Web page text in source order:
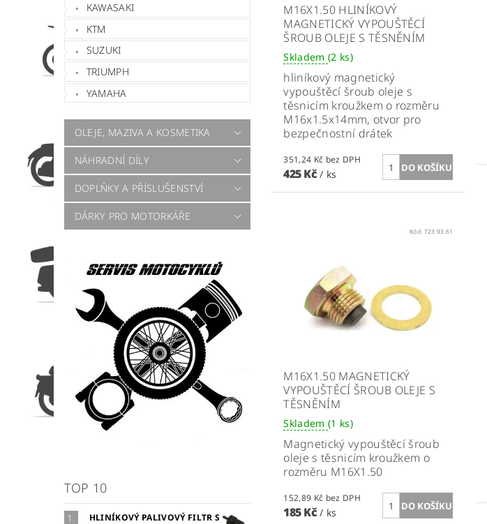
KAWASAKI
KTM
SUZUKI
TRIUMPH
YAMAHA
OLEJE, MAZIVA A KOSMETIKA
NÁHRADNÍ DÍLY
DOPLŇKY A PŘÍSLUŠENSTVÍ
DÁRKY PRO MOTORKÁŘE
TOP 10
HLINÍKOVÝ PALIVOVÝ FILTR S
M16X1.50 HLINÍKOVÝ
MAGNETICKÝ VYPOUŠTĚCÍ
ŠROUB OLEJE S TĚSNĚNÍM
Skladem (2 ks)
hliníkový magnetický
vypouštěcí šroub oleje s
těsnicím kroužkem o rozměru
M16x1.5x14mm, otvor pro
bezpečnostní drátek
351,24 Kč bez DPH
425 Kč/ ks
Kód: 723.93.61
M16X1.50 MAGNETICKÝ
VYPOUŠTĚCÍ ŠROUB OLEJE S
TĚSNĚNÍM
Skladem (1 ks)
Magnetický vypouštěcí šroub
oleje s těsnicím kroužkem o
rozměru M16X1.50
152,89 Kč bez DPH
185 Kč/ ks